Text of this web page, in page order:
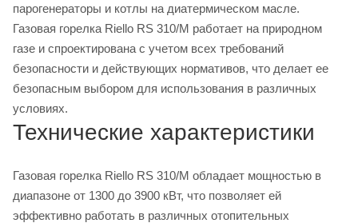
парогенераторы и котлы на диатермическом масле.
Газовая горелка Riello RS 310/M работает на природном
газе и спроектирована с учетом всех требований
безопасности и действующих нормативов, что делает ее
безопасным выбором для использования в различных
условиях.
Технические характеристики
Газовая горелка Riello RS 310/M обладает мощностью в
диапазоне от 1300 до 3900 кВт, что позволяет ей
эффективно работать в различных отопительных